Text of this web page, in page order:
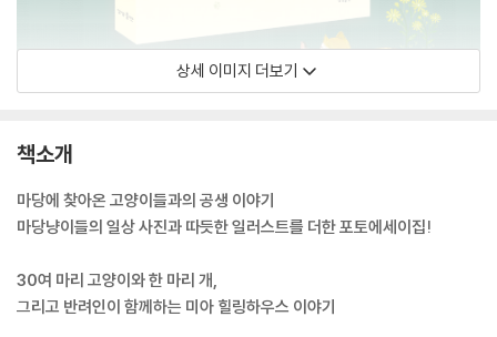
상세 이미지 더보기
책소개
마당에 찾아온 고양이들과의 공생 이야기
마당냥이들의 일상 사진과 따듯한 일러스트를 더한 포토에세이집!
30여 마리 고양이와 한 마리 개,
그리고 반려인이 함께하는 미아 힐링하우스 이야기